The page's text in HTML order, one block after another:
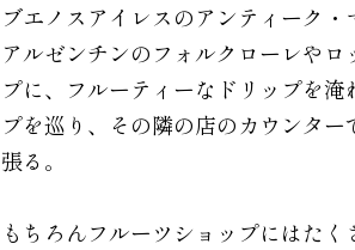
ブエノスアイレスのアンティーク・
アルゼンチンのフォルクローレや
プに、フルーティーなドリップを
プを巡り、その隣の店のカウンタ
張る。
もちろんフルーツショップにはたく